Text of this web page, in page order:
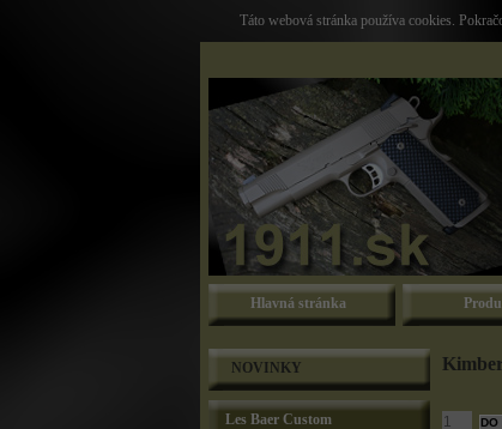
Táto webová stránka používa cookies.
Hlavná stránka
NOVINKY
Les Baer Custom